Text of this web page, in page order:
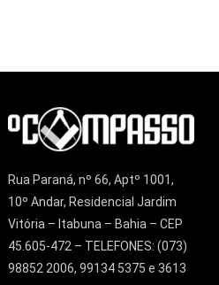
Rua Paraná, nº 66, Aptº 1001,
10º Andar, Residencial Jardim
Vitória – Itabuna – Bahia – CEP
45.605-472 – TELEFONES: (073)
98852 2006, 99134 5375 e 3613